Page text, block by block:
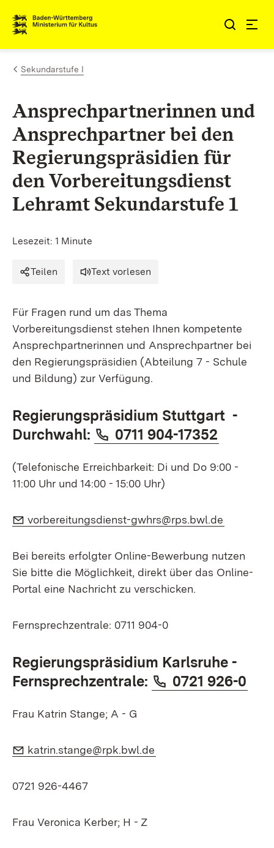
Zum Inhalt springen
Link zur Startseite
Sekundarstufe I
Ansprechpartnerinnen und
Ansprechpartner bei den
Regierungspräsidien für
den Vorbereitungsdienst
Lehramt Sekundarstufe 1
Lesezeit: 1 Minute
Teilen Text vorlesen
Für Fragen rund um das Thema
Vorbereitungsdienst stehen Ihnen kompetente
Ansprechpartnerinnen und Ansprechpartner bei
den Regierungspräsidien (Abteilung 7 - Schule
und Bildung) zur Verfügung.
Regierungspräsidium Stuttgart -
Durchwahl:
Telefon:
0711 904-17352
(Telefonische Erreichbarkeit: Di und Do 9:00 -
11:00 Uhr und 14:00 - 15:00 Uhr)
E-Mail:
vorbereitungsdienst-gwhrs@rps.bwl.de
Bei bereits erfolgter Online-Bewerbung nutzen
Sie bitte die Möglichkeit, direkt über das Online-
Portal eine Nachricht zu verschicken.
Fernsprechzentrale: 0711 904-0
Regierungspräsidium Karlsruhe -
Fernsprechzentrale:
Telefon:
0721 926-0
Frau Katrin Stange; A - G
E-Mail:
katrin.stange@rpk.bwl.de
0721 926-4467
Frau Veronica Kerber; H - Z